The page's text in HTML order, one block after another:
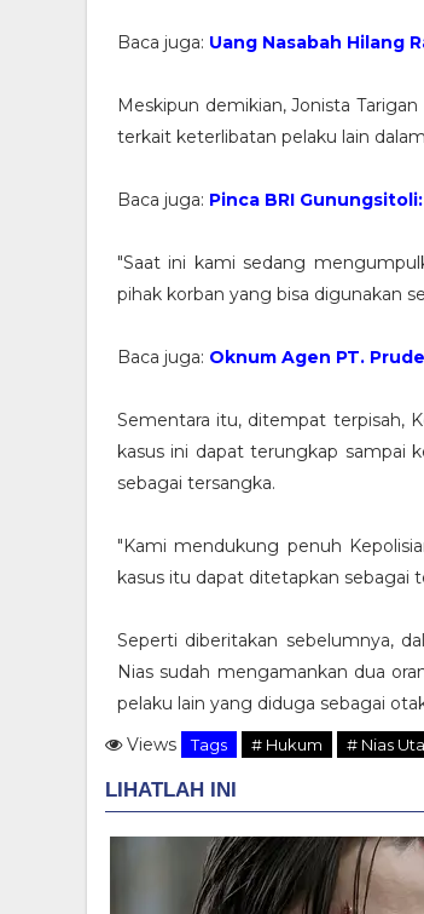
Baca juga: Uang Nasabah Hilang
Meskipun demikian, Jonista
terkait keterlibatan pelaku lain
Baca juga: Pinca BRI
"Saat ini kami sedang
pihak korban yang bisa digunakan
Baca juga: Oknum Agen PT.
Sementara itu, ditempat terpisah,
kasus ini dapat terungkap sampai
sebagai tersangka.
"Kami mendukung penuh
kasus itu dapat ditetapkan sebagai
Seperti diberitakan sebelumnya,
Nias sudah mengamankan dua
pelaku lain yang diduga sebagai
Views
Tags # Hukum # Nias